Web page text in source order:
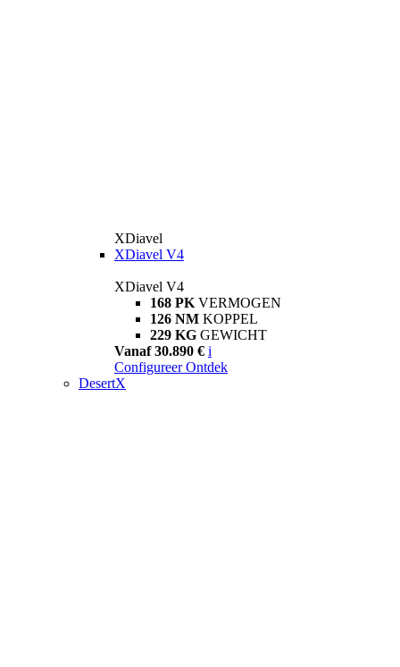
XDiavel
XDiavel V4
XDiavel V4
168 PK VERMOGEN
126 NM KOPPEL
229 KG GEWICHT
Vanaf 30.890 € i
Configureer Ontdek
DesertX